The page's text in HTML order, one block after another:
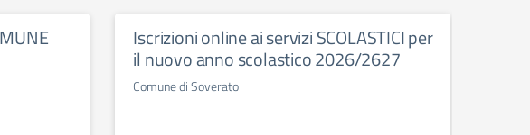
Iscrizioni online ai servizi SCOLASTICI per
il nuovo anno scolastico 2026/2627
Comune di Soverato